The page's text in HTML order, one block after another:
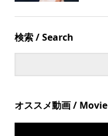
検索 / Search
オススメ動画 / Movie